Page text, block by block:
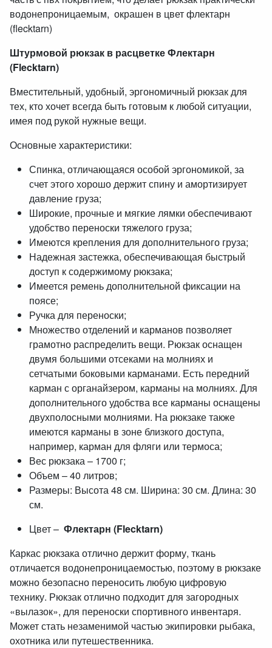
водонепроницаемым, окрашен в цвет флектарн
(flecktarn)
Штурмовой рюкзак в расцветке Флектарн
(Flecktarn)
Вместительный, удобный, эргономичный рюкзак для
тех, кто хочет всегда быть готовым к любой ситуации,
имея под рукой нужные вещи.
Основные характеристики:
Спинка, отличающаяся особой эргономикой, за
счет этого хорошо держит спину и амортизирует
давление груза;
Широкие, прочные и мягкие лямки обеспечивают
удобство переноски тяжелого груза;
Имеются крепления для дополнительного груза;
Надежная застежка, обеспечивающая быстрый
доступ к содержимому рюкзака;
Имеется ремень дополнительной фиксации на
поясе;
Ручка для переноски;
Множество отделений и карманов позволяет
грамотно распределить вещи. Рюкзак оснащен
двумя большими отсеками на молниях и
сетчатыми боковыми карманами. Есть передний
карман с органайзером, карманы на молниях. Для
дополнительного удобства все карманы оснащены
двухполосными молниями. На рюкзаке также
имеются карманы в зоне близкого доступа,
например, карман для фляги или термоса;
Вес рюкзака – 1700 г;
Объем – 40 литров;
Размеры: Высота 48 см. Ширина: 30 см. Длина: 30
см.
Цвет – Флектарн (Flecktarn)
Каркас рюкзака отлично держит форму, ткань
отличается водонепроницаемостью, поэтому в рюкзаке
можно безопасно переносить любую цифровую
технику. Рюкзак отлично подходит для загородных
«вылазок», для переноски спортивного инвентаря.
Может стать незаменимой частью экипировки рыбака,
охотника или путешественника.